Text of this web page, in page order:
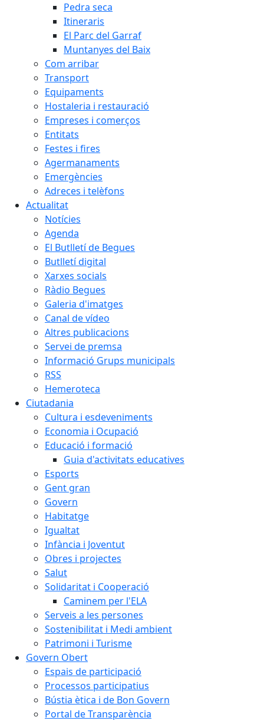
Pedra seca
Itineraris
El Parc del Garraf
Muntanyes del Baix
Com arribar
Transport
Equipaments
Hostaleria i restauració
Empreses i comerços
Entitats
Festes i fires
Agermanaments
Emergències
Adreces i telèfons
Actualitat
Notícies
Agenda
El Butlletí de Begues
Butlletí digital
Xarxes socials
Ràdio Begues
Galeria d'imatges
Canal de vídeo
Altres publicacions
Servei de premsa
Informació Grups municipals
RSS
Hemeroteca
Ciutadania
Cultura i esdeveniments
Economia i Ocupació
Educació i formació
Guia d'activitats educatives
Esports
Gent gran
Govern
Habitatge
Igualtat
Infància i Joventut
Obres i projectes
Salut
Solidaritat i Cooperació
Caminem per l'ELA
Serveis a les persones
Sostenibilitat i Medi ambient
Patrimoni i Turisme
Govern Obert
Espais de participació
Processos participatius
Bústia ètica i de Bon Govern
Portal de Transparència